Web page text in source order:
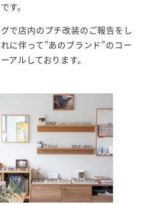
す。
で店内のプチ改装のご報告をし
に伴って”あのブランド”のコー
アルしております。